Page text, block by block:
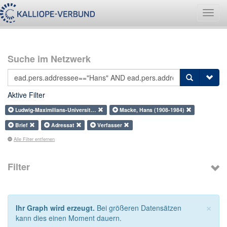
Suche im Netzwerk
Aktive Filter
Ludwig-Maximilians-Universit…
Macke, Hans (1908-1984)
Brief
Adressat Verfasser
Alle Filter entfernen
Filter
×
Ihr Graph wird erzeugt. Bei größeren Datensätzen
kann dies einen Moment dauern.